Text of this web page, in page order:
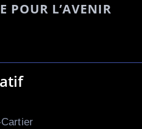
POUR L’AVENIR